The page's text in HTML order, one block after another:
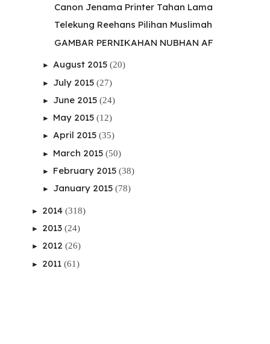
Canon Jenama Printer Tahan Lama
Telekung Reehans Pilihan Muslimah
GAMBAR PERNIKAHAN NUBHAN AF
► August 2015 (20)
► July 2015 (27)
► June 2015 (24)
► May 2015 (12)
► April 2015 (35)
► March 2015 (50)
► February 2015 (38)
► January 2015 (78)
► 2014 (318)
► 2013 (24)
► 2012 (26)
► 2011 (61)